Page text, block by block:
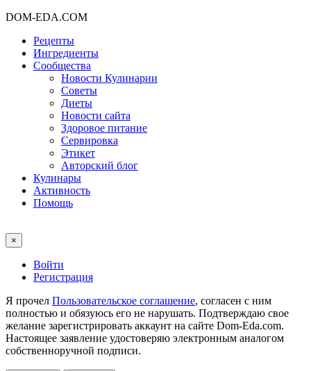
DOM-EDA.COM
Рецепты
Ингредиенты
Сообщества
Новости Кулинарии
Советы
Диеты
Новости сайта
Здоровое питание
Сервировка
Этикет
Авторский блог
Кулинары
Активность
Помощь
×
Войти
Регистрация
Я прочел Пользовательское соглашение, согласен с ним
полностью и обязуюсь его не нарушать. Подтверждаю свое
желание зарегистрировать аккаунт на сайте Dom-Eda.com.
Настоящее заявление удостоверяю электронным аналогом
собственноручной подписи.